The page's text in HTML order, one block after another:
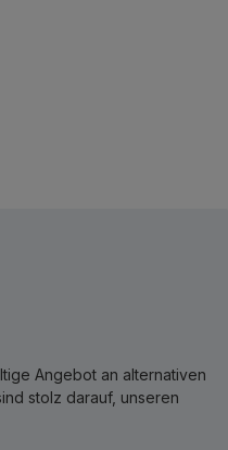
Angebot an alternativen
stolz darauf, unseren